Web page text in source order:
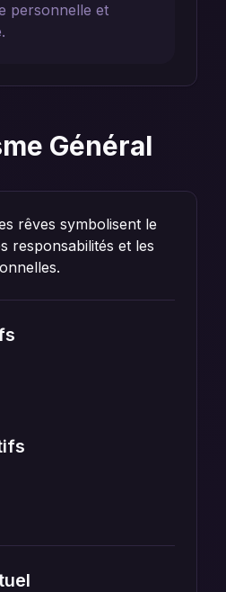
personnelle et
Général
rêves symbolisent le
responsabilités et les